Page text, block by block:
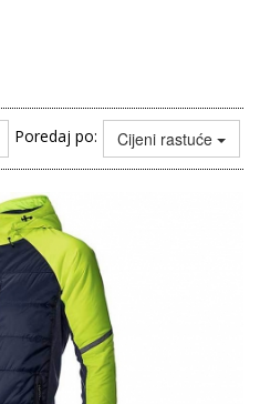
Poredaj po: Cijeni rastuće